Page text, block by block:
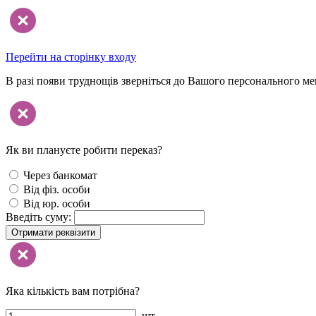
Перейти на сторінку входу
В разі появи труднощів зверніться до Вашого персонального
Як ви плануєте робити переказ?
Через банкомат
Від фіз. особи
Від юр. особи
Введіть суму:
Отримати реквізити
Яка кількість вам потрібна?